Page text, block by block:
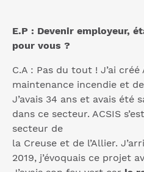
E.P : Devenir employeur,
pour vous ?
C.A : Pas du tout ! J’ai
maintenance incendie et
J’avais 34 ans et avais été
dans ce secteur. ACSIS
secteur de
la Creuse et de l’Allier.
2019, j’évoquais ce projet